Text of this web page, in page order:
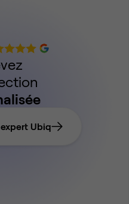
Ubiq